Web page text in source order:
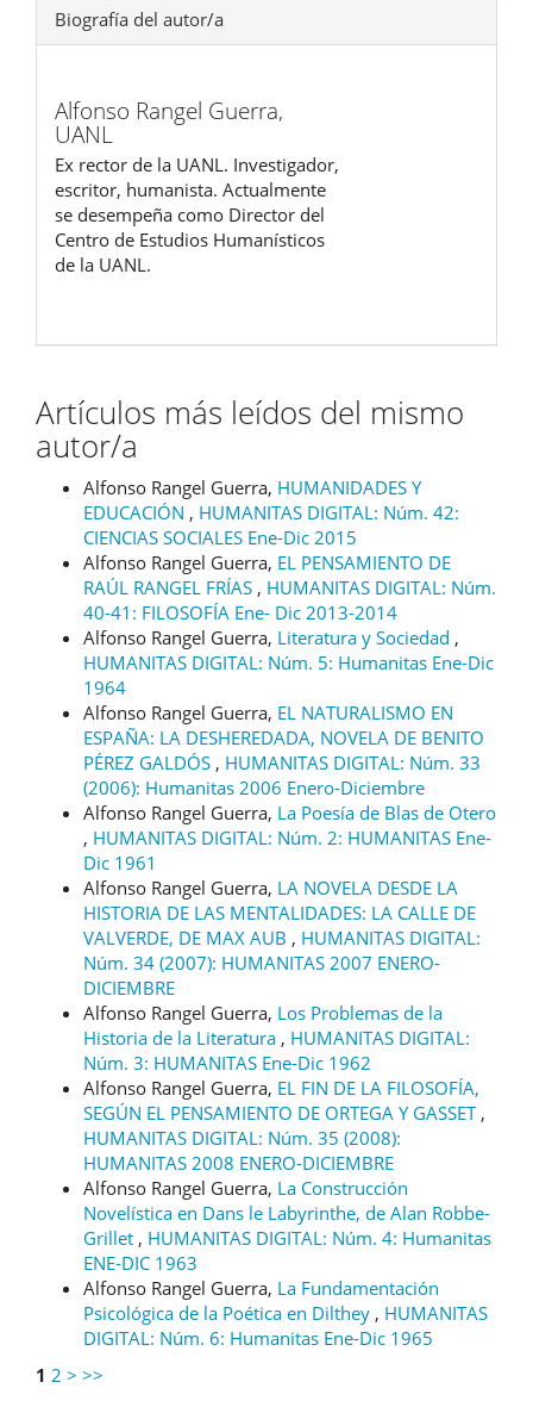
Biografía del autor/a
Alfonso Rangel Guerra,
UANL
Ex rector de la UANL. Investigador,
escritor, humanista. Actualmente
se desempeña como Director del
Centro de Estudios Humanísticos
de la UANL.
Artículos más leídos del mismo
autor/a
Alfonso Rangel Guerra, HUMANIDADES Y
EDUCACIÓN , HUMANITAS DIGITAL: Núm. 42:
CIENCIAS SOCIALES Ene-Dic 2015
Alfonso Rangel Guerra, EL PENSAMIENTO DE
RAÚL RANGEL FRÍAS , HUMANITAS DIGITAL: Núm.
40-41: FILOSOFÍA Ene- Dic 2013-2014
Alfonso Rangel Guerra, Literatura y Sociedad ,
HUMANITAS DIGITAL: Núm. 5: Humanitas Ene-Dic
1964
Alfonso Rangel Guerra, EL NATURALISMO EN
ESPAÑA: LA DESHEREDADA, NOVELA DE BENITO
PÉREZ GALDÓS , HUMANITAS DIGITAL: Núm. 33
(2006): Humanitas 2006 Enero-Diciembre
Alfonso Rangel Guerra, La Poesía de Blas de Otero
, HUMANITAS DIGITAL: Núm. 2: HUMANITAS Ene-
Dic 1961
Alfonso Rangel Guerra, LA NOVELA DESDE LA
HISTORIA DE LAS MENTALIDADES: LA CALLE DE
VALVERDE, DE MAX AUB , HUMANITAS DIGITAL:
Núm. 34 (2007): HUMANITAS 2007 ENERO-
DICIEMBRE
Alfonso Rangel Guerra, Los Problemas de la
Historia de la Literatura , HUMANITAS DIGITAL:
Núm. 3: HUMANITAS Ene-Dic 1962
Alfonso Rangel Guerra, EL FIN DE LA FILOSOFÍA,
SEGÚN EL PENSAMIENTO DE ORTEGA Y GASSET ,
HUMANITAS DIGITAL: Núm. 35 (2008):
HUMANITAS 2008 ENERO-DICIEMBRE
Alfonso Rangel Guerra, La Construcción
Novelística en Dans le Labyrinthe, de Alan Robbe-
Grillet , HUMANITAS DIGITAL: Núm. 4: Humanitas
ENE-DIC 1963
Alfonso Rangel Guerra, La Fundamentación
Psicológica de la Poética en Dilthey , HUMANITAS
DIGITAL: Núm. 6: Humanitas Ene-Dic 1965
1 2 > >>